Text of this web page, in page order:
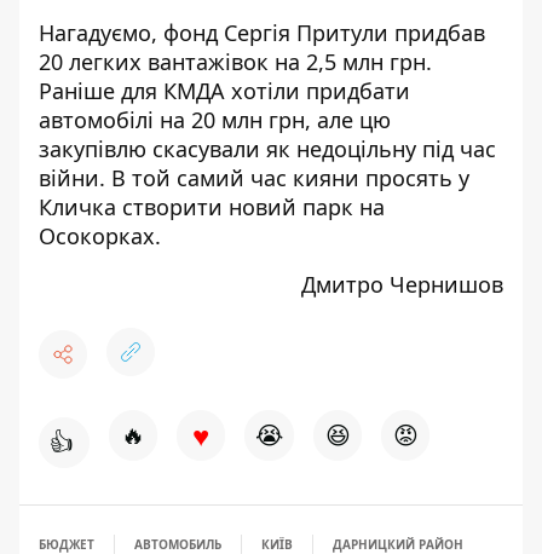
Нагадуємо, фонд Сергія Притули придбав
20 легких вантажівок на 2,5 млн грн.
Раніше для КМДА хотіли придбати
автомобілі на 20 млн грн, але цю
закупівлю скасували як недоцільну під час
війни. В той самий час кияни просять у
Кличка створити новий парк на
Осокорках.
Дмитро Чернишов
👍 🔥 ♥ 😭 😆 😡
БЮДЖЕТ АВТОМОБИЛЬ КИЇВ ДАРНИЦКИЙ РАЙОН